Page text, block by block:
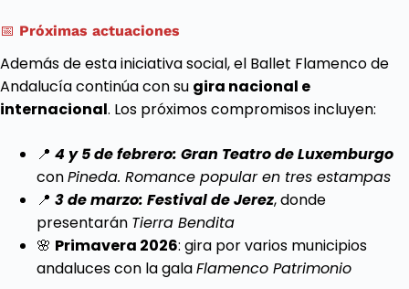
📅 Próximas actuaciones
Además de esta iniciativa social, el Ballet Flamenco de
Andalucía continúa con su gira nacional e
internacional. Los próximos compromisos incluyen:
📍 4 y 5 de febrero: Gran Teatro de Luxemburgo
conPineda. Romance popular en tres estampas
📍 3 de marzo: Festival de Jerez, donde
presentarán Tierra Bendita
🌸 Primavera 2026: gira por varios municipios
andaluces con la galaFlamenco Patrimonio